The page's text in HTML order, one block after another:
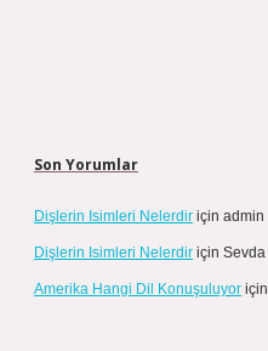
Son Yorumlar
Dişlerin Isimleri Nelerdir için admin
Dişlerin Isimleri Nelerdir için Sevda
Amerika Hangi Dil Konuşuluyor için